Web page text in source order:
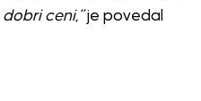
ceni,”je povedal